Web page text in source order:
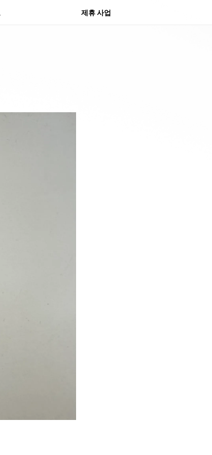
제휴 사업